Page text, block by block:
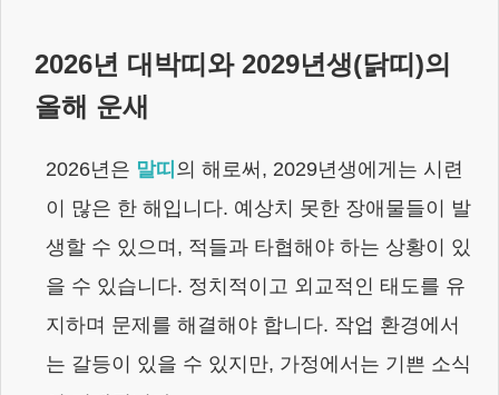
2026년 대박띠와 2029년생(닭띠)의
올해 운새
2026년은 말띠 의 해로써, 2029년생에게는 시련
이 많은 한 해입니다. 예상치 못한 장애물들이 발
생할 수 있으며, 적들과 타협해야 하는 상황이 있
을 수 있습니다. 정치적이고 외교적인 태도를 유
지하며 문제를 해결해야 합니다. 작업 환경에서
는 갈등이 있을 수 있지만, 가정에서는 기쁜 소식